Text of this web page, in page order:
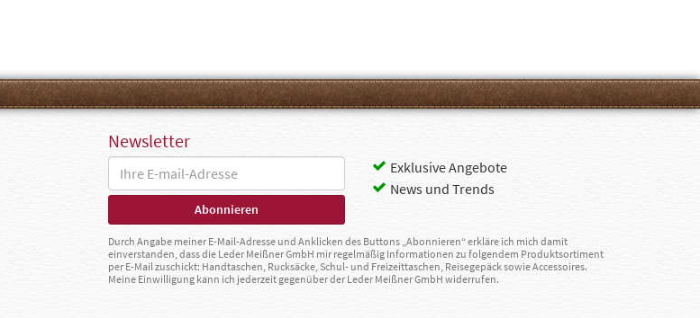
Newsletter
Exklusive Angebote
News und Trends
Durch Angabe meiner E-Mail-Adresse und Anklicken des Buttons „Abonnieren“ erkläre ich mich damit
einverstanden, dass die Leder Meißner GmbH mir regelmäßig Informationen zu folgendem Produktsortiment
per E-Mail zuschickt: Handtaschen, Rucksäcke, Schul- und Freizeittaschen, Reisegepäck sowie Accessoires.
Meine Einwilligung kann ich jederzeit gegenüber der Leder Meißner GmbH widerrufen.